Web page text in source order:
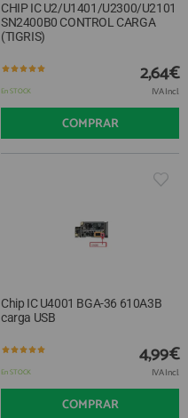
CHIP IC U2/U1401/U2300/U2101
SN2400B0 CONTROL CARGA
(TIGRIS)
En STOCK
2,64€
IVA Incl.
COMPRAR
Chip IC U4001 BGA-36 610A3B
carga USB
En STOCK
4,99€
IVA Incl.
COMPRAR